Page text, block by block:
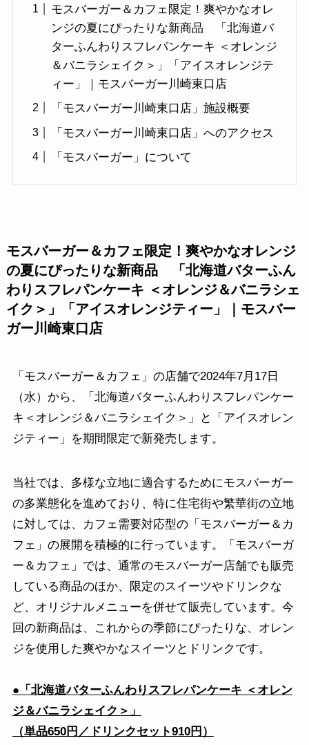
モスバーガー＆カフェ限定！爽やかなオレ
ンジの夏にぴったりな新商品 「北海道バ
ターふんわりスフレパンケーキ ＜オレンジ
＆バニラシェイク＞」「アイスオレンジテ
ィー」｜モスバーガー川崎東口店
「モスバーガー川崎東口店」施設概要
「モスバーガー川崎東口店」へのアクセス
「モスバーガー」について
モスバーガー＆カフェ限定！爽やかなオレンジ
の夏にぴったりな新商品 「北海道バターふん
わりスフレパンケーキ ＜オレンジ＆バニラシェ
イク＞」「アイスオレンジティー」｜モスバー
ガー川崎東口店
「モスバーガー＆カフェ」の店舗で2024年7月17日
（水）から、「北海道バターふんわりスフレパンケー
キ＜オレンジ＆バニラシェイク＞」と「アイスオレン
ジティー」を期間限定で新発売します。
当社では、多様な立地に適合するためにモスバーガー
の多業態化を進めており、特に住宅街や繁華街の立地
に対しては、カフェ需要対応型の「モスバーガー＆カ
フェ」の展開を積極的に行っています。「モスバーガ
ー＆カフェ」では、通常のモスバーガー店舗でも販売
している商品のほか、限定のスイーツやドリンクな
ど、オリジナルメニューを併せて販売しています。今
回の新商品は、これからの季節にぴったりな、オレン
ジを使用した爽やかなスイーツとドリンクです。
●「北海道バターふんわりスフレパンケーキ ＜オレン
ジ＆バニラシェイク＞」
（単品650円／ドリンクセット910円）